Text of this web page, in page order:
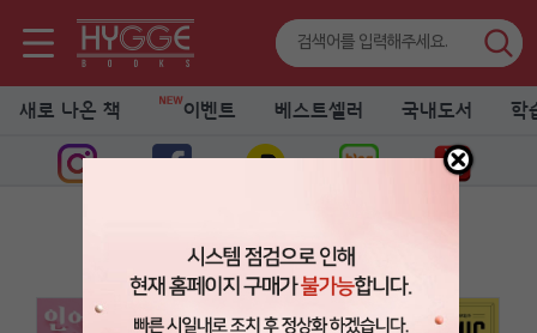
새로 나온 책 이벤트 베스트셀러 국내도서 학
이슈, 트렌드를 읽다